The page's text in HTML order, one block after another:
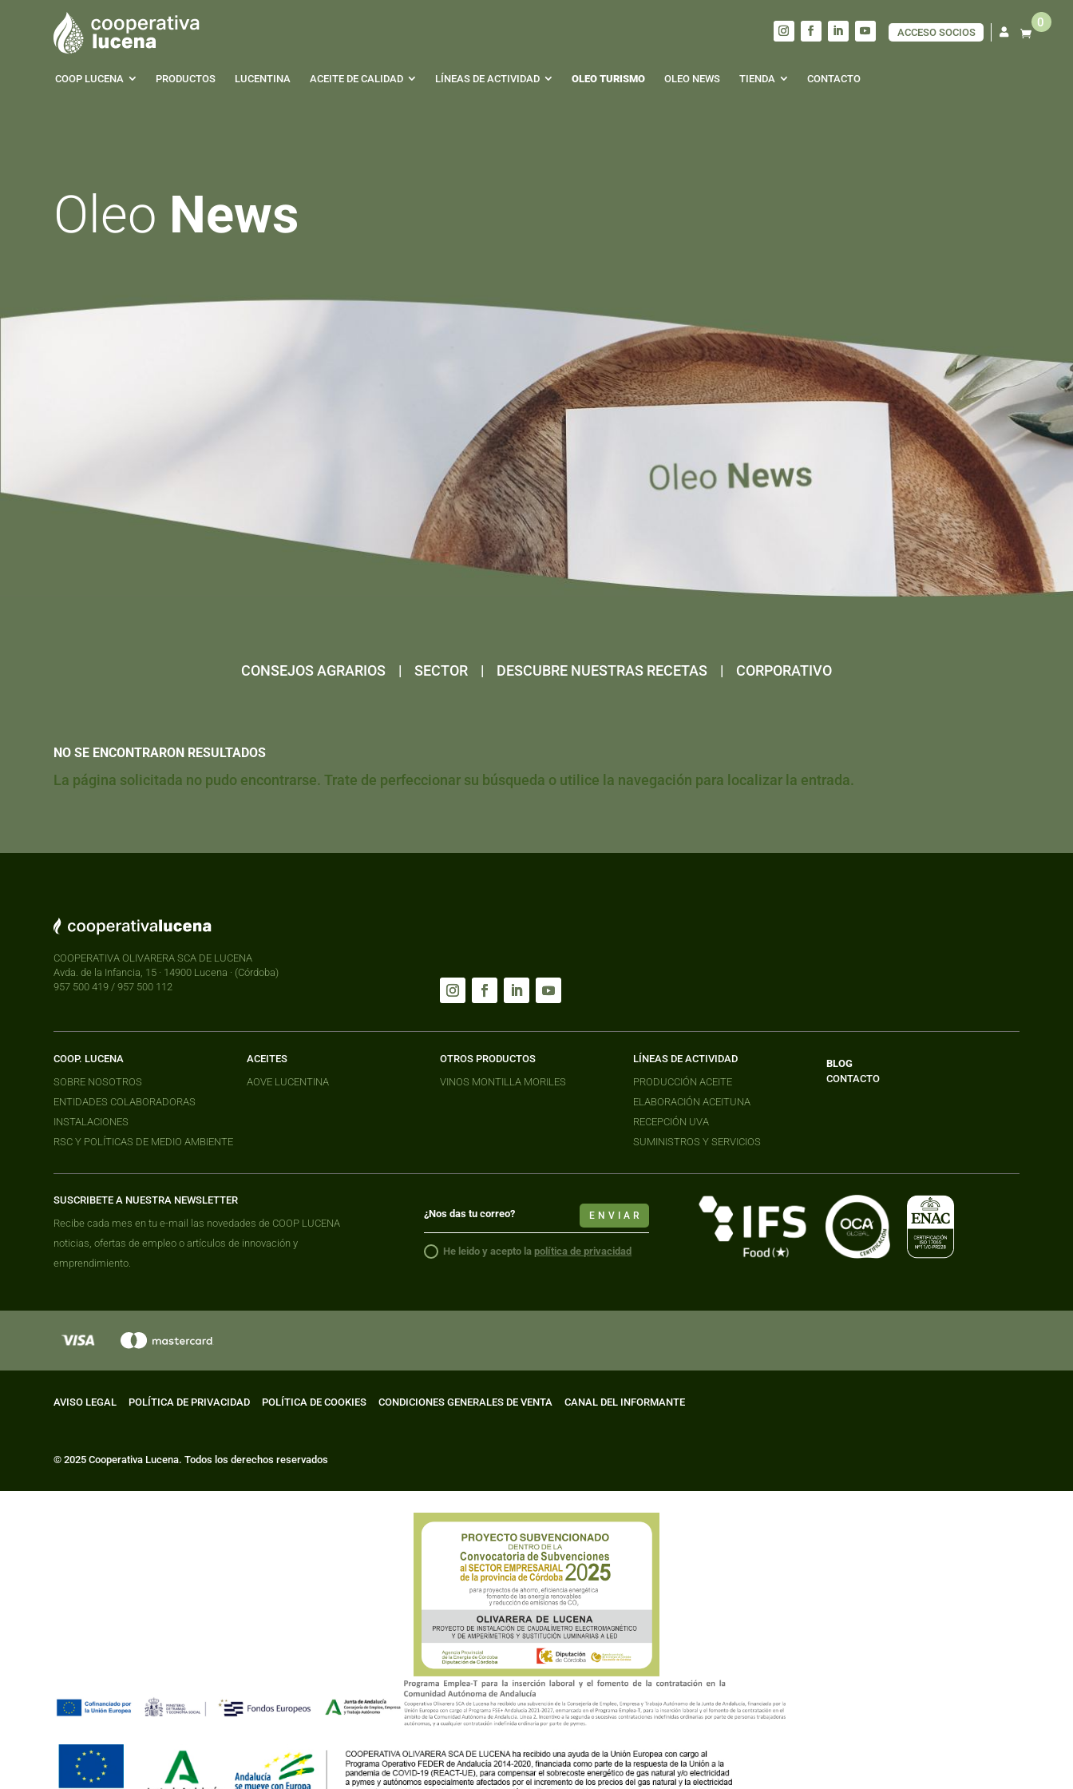
ACCESO SOCIOS 
0
COOP LUCENA PRODUCTOS LUCENTINA ACEITE DE CALIDAD LÍNEAS DE ACTIVIDAD OLEO TURISMO OLEO NEWS TIENDA CONTACTO
Oleo News
CONSEJOS AGRARIOS | SECTOR | DESCUBRE NUESTRAS RECETAS | CORPORATIVO
NO SE ENCONTRARON RESULTADOS
La página solicitada no pudo encontrarse. Trate de perfeccionar su búsqueda o utilice la navegación para localizar la entrada.
COOPERATIVA OLIVARERA SCA DE LUCENA
Avda. de la Infancia, 15 · 14900 Lucena · (Córdoba)
957 500 419 / 957 500 112
COOP. LUCENA
SOBRE NOSOTROS
ENTIDADES COLABORADORAS
INSTALACIONES
RSC Y POLÍTICAS DE MEDIO AMBIENTE
ACEITES
AOVE LUCENTINA
OTROS PRODUCTOS
VINOS MONTILLA MORILES
LÍNEAS DE ACTIVIDAD
PRODUCCIÓN ACEITE
ELABORACIÓN ACEITUNA
RECEPCIÓN UVA
SUMINISTROS Y SERVICIOS
BLOG
CONTACTO
SUSCRIBETE A NUESTRA NEWSLETTER
Recibe cada mes en tu e-mail las novedades de COOP LUCENA
noticias, ofertas de empleo o artículos de innovación y
emprendimiento.
He leido y acepto la política de privacidad
ENVIAR
AVISO LEGAL POLÍTICA DE PRIVACIDAD POLÍTICA DE COOKIES CONDICIONES GENERALES DE VENTA CANAL DEL INFORMANTE
© 2025 Cooperativa Lucena. Todos los derechos reservados